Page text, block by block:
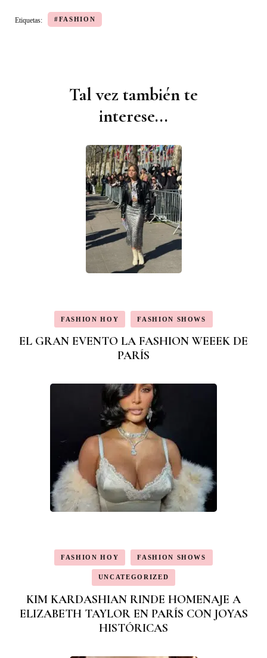
Etiquetas: #FASHION
Tal vez también te
interese...
FASHION HOY FASHION SHOWS
EL GRAN EVENTO LA FASHION WEEEK DE
PARÍS
FASHION HOY FASHION SHOWS
UNCATEGORIZED
KIM KARDASHIAN RINDE HOMENAJE A
ELIZABETH TAYLOR EN PARÍS CON JOYAS
HISTÓRICAS